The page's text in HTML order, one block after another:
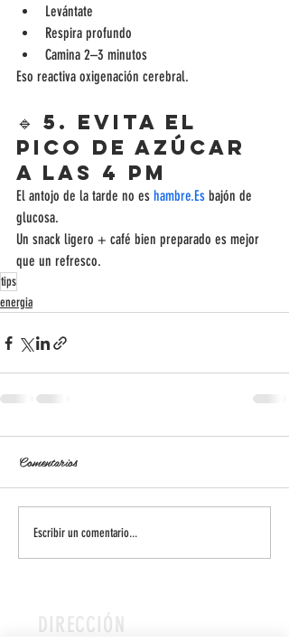
Levántate
Respira profundo
Camina 2–3 minutos
Eso reactiva oxigenación cerebral.
🔹 5. Evita el
pico de azúcar
a las 4 pm
El antojo de la tarde no es hambre.Es bajón de
glucosa.
Un snack ligero + café bien preparado es mejor
que un refresco.
tips
energia
Comentarios
Escribir un comentario...
DIRECCIÓN